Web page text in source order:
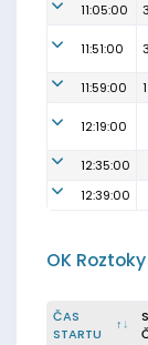
11:05:00
3
11:51:00 3
11:59:00 1
12:19:00
12:35:00
12:39:00
OK Roztoky
ČAS
STARTU